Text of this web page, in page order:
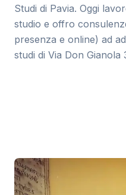
Studi di Pavia. Oggi
studio e offro
presenza e online) ad
studi di Via Don Gianola